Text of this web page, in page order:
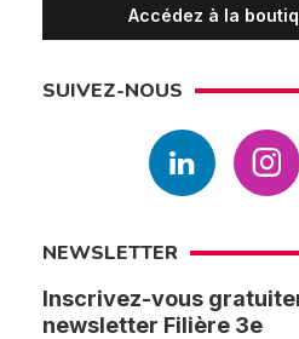
Accédez à la
SUIVEZ-NOUS
NEWSLETTER
Inscrivez-vous
newsletter Filière 3e